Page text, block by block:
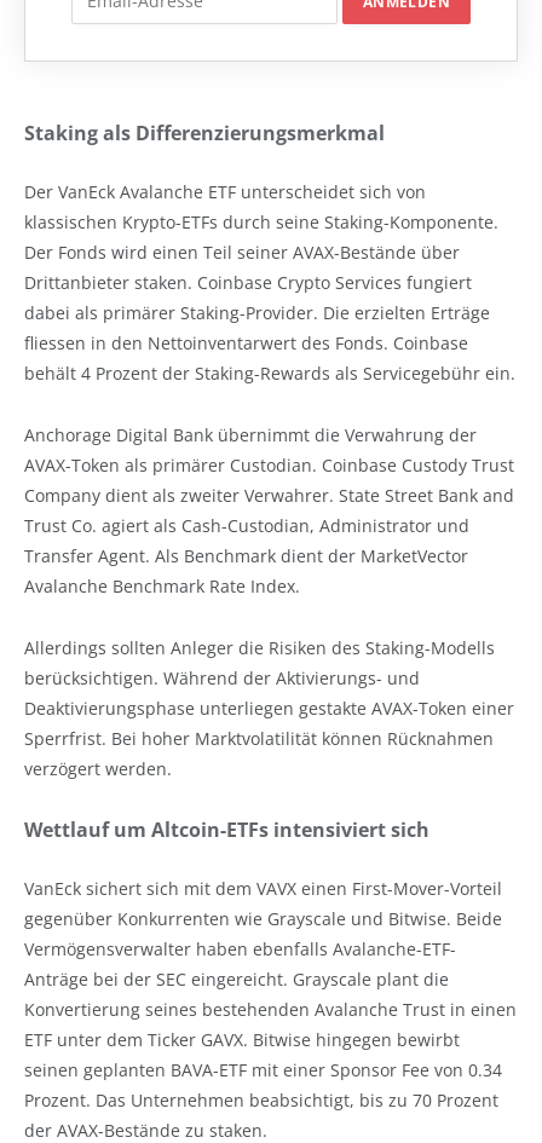
Staking als Differenzierungsmerkmal
Der VanEck Avalanche ETF unterscheidet sich von
klassischen Krypto-ETFs durch seine Staking-Komponente.
Der Fonds wird einen Teil seiner AVAX-Bestände über
Drittanbieter staken. Coinbase Crypto Services fungiert
dabei als primärer Staking-Provider. Die erzielten Erträge
fliessen in den Nettoinventarwert des Fonds. Coinbase
behält 4 Prozent der Staking-Rewards als Servicegebühr ein.
Anchorage Digital Bank übernimmt die Verwahrung der
AVAX-Token als primärer Custodian. Coinbase Custody Trust
Company dient als zweiter Verwahrer. State Street Bank and
Trust Co. agiert als Cash-Custodian, Administrator und
Transfer Agent. Als Benchmark dient der MarketVector
Avalanche Benchmark Rate Index.
Allerdings sollten Anleger die Risiken des Staking-Modells
berücksichtigen. Während der Aktivierungs- und
Deaktivierungsphase unterliegen gestakte AVAX-Token einer
Sperrfrist. Bei hoher Marktvolatilität können Rücknahmen
verzögert werden.
Wettlauf um Altcoin-ETFs intensiviert sich
VanEck sichert sich mit dem VAVX einen First-Mover-Vorteil
gegenüber Konkurrenten wie Grayscale und Bitwise. Beide
Vermögensverwalter haben ebenfalls Avalanche-ETF-
Anträge bei der SEC eingereicht. Grayscale plant die
Konvertierung seines bestehenden Avalanche Trust in einen
ETF unter dem Ticker GAVX. Bitwise hingegen bewirbt
seinen geplanten BAVA-ETF mit einer Sponsor Fee von 0.34
Prozent. Das Unternehmen beabsichtigt, bis zu 70 Prozent
der AVAX-Bestände zu staken.